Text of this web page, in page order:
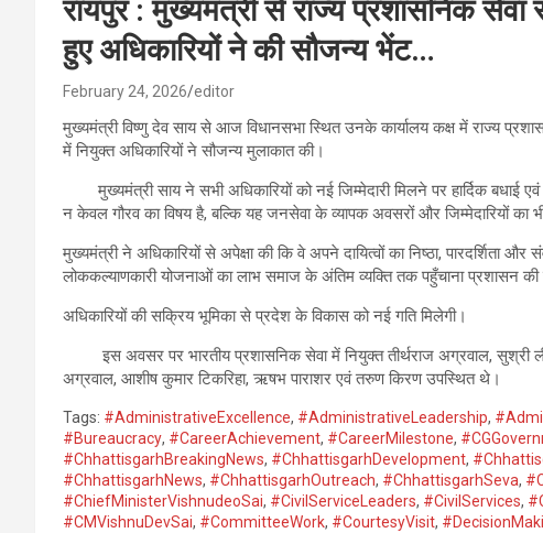
रायपुर : मुख्यमंत्री से राज्य प्रशासनिक
हुए अधिकारियों ने की सौजन्य भेंट…
February 24, 2026 editor
मुख्यमंत्री विष्णु देव साय से आज विधानसभा स्थित उनके कार्यालय कक्ष में राज्य
में नियुक्त अधिकारियों ने सौजन्य मुलाकात की।
मुख्यमंत्री साय ने सभी अधिकारियों को नई जिम्मेदारी मिलने पर हार्दिक बधाई
न केवल गौरव का विषय है, बल्कि यह जनसेवा के व्यापक अवसरों और जिम्मेदारियों का
मुख्यमंत्री ने अधिकारियों से अपेक्षा की कि वे अपने दायित्वों का निष्ठा, पारदर्शिता
लोककल्याणकारी योजनाओं का लाभ समाज के अंतिम व्यक्ति तक पहुँचाना प्रशासन की
अधिकारियों की सक्रिय भूमिका से प्रदेश के विकास को नई गति मिलेगी।
इस अवसर पर भारतीय प्रशासनिक सेवा में नियुक्त तीर्थराज अग्रवाल, सुश्री
अग्रवाल, आशीष कुमार टिकरिहा, ऋषभ पाराशर एवं तरुण किरण उपस्थित थे।
Tags: #AdministrativeExcellence, #AdministrativeLeadership,
#Bureaucracy, #CareerAchievement, #CareerMilestone,
#ChhattisgarhBreakingNews, #ChhattisgarhDevelopment,
#ChhattisgarhNews, #ChhattisgarhOutreach, #ChhattisgarhSeva,
#ChiefMinisterVishnudeoSai, #CivilServiceLeaders, #CivilServices,
#CMVishnuDevSai, #CommitteeWork, #CourtesyVisit,